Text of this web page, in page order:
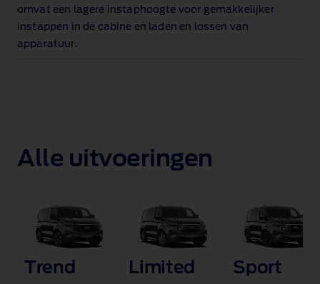
omvat een lagere instaphoogte voor gemakkelijker
instappen in de cabine en laden en lossen van
apparatuur.
Alle uitvoeringen
Trend Limited Sport